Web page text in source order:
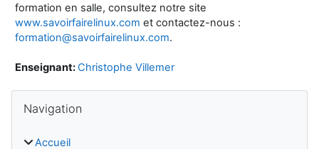
formation en salle, consultez notre site
www.savoirfairelinux.com et contactez-nous :
formation@savoirfairelinux.com.
Enseignant:Christophe Villemer
Blocs
Navigation
Accueil